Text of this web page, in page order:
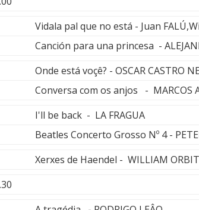
Vidala pal que no está - Juan
Canción para una princesa -
Onde está voçê? - OSCAR CASTRO
Conversa com os anjos - MARCOS
I'll be back - LA FRAGUA
Beatles Concerto Grosso Nº 4 -
Xerxes de Haendel - WILLIAM ORBIT